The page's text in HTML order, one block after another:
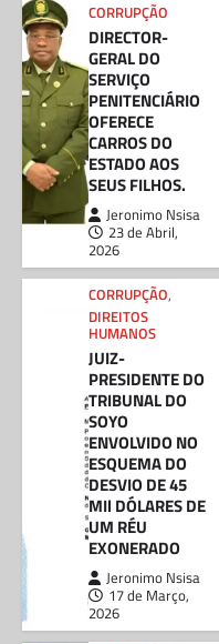
CORRUPÇÃO
DIRECTOR-
GERAL DO
SERVIÇO
PENITENCIÁRIO
OFERECE
CARROS DO
ESTADO AOS
SEUS FILHOS.
Jeronimo Nsisa
23 de Abril,
2026
CORRUPÇÃO,
DIREITOS
HUMANOS
JUIZ-
PRESIDENTE DO
TRIBUNAL DO
SOYO
ENVOLVIDO NO
ESQUEMA DO
DESVIO DE 45
MIl DÓLARES DE
UM RÉU
EXONERADO
Jeronimo Nsisa
17 de Março,
2026